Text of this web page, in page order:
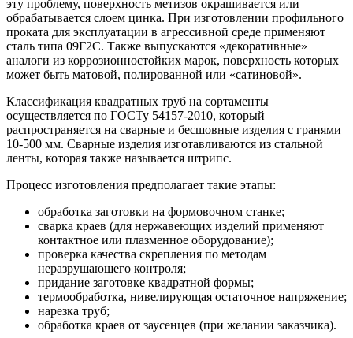
эту проблему, поверхность метизов окрашивается или
обрабатывается слоем цинка. При изготовлении профильного
проката для эксплуатации в агрессивной среде применяют
сталь типа 09Г2С. Также выпускаются «декоративные»
аналоги из коррозионностойких марок, поверхность которых
может быть матовой, полированной или «сатиновой».
Классификация квадратных труб на сортаменты
осуществляется по ГОСТу 54157-2010, который
распространяется на сварные и бесшовные изделия с гранями
10-500 мм. Сварные изделия изготавливаются из стальной
ленты, которая также называется штрипс.
Процесс изготовления предполагает такие этапы:
обработка заготовки на формовочном станке;
сварка краев (для нержавеющих изделий применяют
контактное или плазменное оборудование);
проверка качества скрепления по методам
неразрушающего контроля;
придание заготовке квадратной формы;
термообработка, нивелирующая остаточное напряжение;
нарезка труб;
обработка краев от заусенцев (при желании заказчика).